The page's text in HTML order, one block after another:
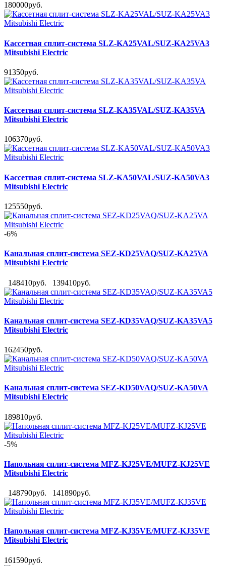
180000руб.
Кассетная сплит-система SLZ-KA25VAL/SUZ-KA25VA3
Mitsubishi Electric
91350руб.
Кассетная сплит-система SLZ-KA35VAL/SUZ-KA35VA
Mitsubishi Electric
106370руб.
Кассетная сплит-система SLZ-KA50VAL/SUZ-KA50VA3
Mitsubishi Electric
125550руб.
-6%
Канальная сплит-система SEZ-KD25VAQ/SUZ-KA25VA
Mitsubishi Electric
148410руб. 139410руб.
Канальная сплит-система SEZ-KD35VAQ/SUZ-KA35VA5
Mitsubishi Electric
162450руб.
Канальная сплит-система SEZ-KD50VAQ/SUZ-KA50VA
Mitsubishi Electric
189810руб.
-5%
Напольная сплит-система MFZ-KJ25VE/MUFZ-KJ25VE
Mitsubishi Electric
148790руб. 141890руб.
Напольная сплит-система MFZ-KJ35VE/MUFZ-KJ35VE
Mitsubishi Electric
161590руб.